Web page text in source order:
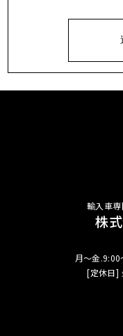
輸入車
株
月～金
[定休日]